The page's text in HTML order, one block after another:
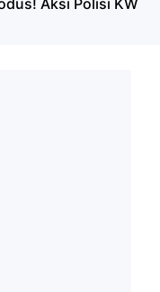
Aksi Polisi KW